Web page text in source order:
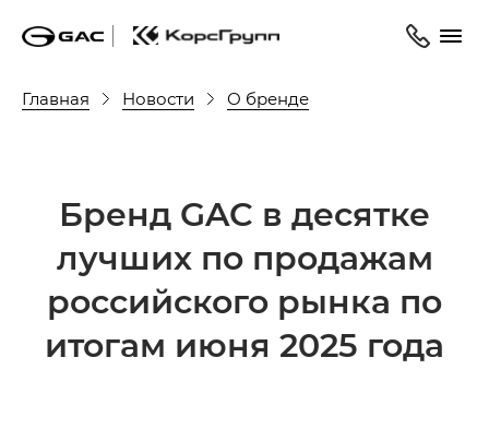
Главная Новости О бренде
Бренд GAC в десятке
лучших по продажам
российского рынка по
итогам июня 2025 года